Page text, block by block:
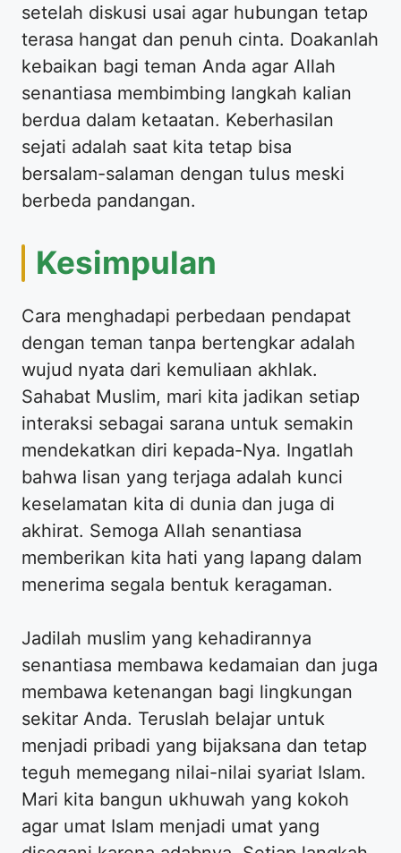
setelah diskusi usai agar hubungan tetap
terasa hangat dan penuh cinta. Doakanlah
kebaikan bagi teman Anda agar Allah
senantiasa membimbing langkah kalian
berdua dalam ketaatan. Keberhasilan
sejati adalah saat kita tetap bisa
bersalam-salaman dengan tulus meski
berbeda pandangan.
Kesimpulan
Cara menghadapi perbedaan pendapat
dengan teman tanpa bertengkar adalah
wujud nyata dari kemuliaan akhlak.
Sahabat Muslim, mari kita jadikan setiap
interaksi sebagai sarana untuk semakin
mendekatkan diri kepada-Nya. Ingatlah
bahwa lisan yang terjaga adalah kunci
keselamatan kita di dunia dan juga di
akhirat. Semoga Allah senantiasa
memberikan kita hati yang lapang dalam
menerima segala bentuk keragaman.
Jadilah muslim yang kehadirannya
senantiasa membawa kedamaian dan juga
membawa ketenangan bagi lingkungan
sekitar Anda. Teruslah belajar untuk
menjadi pribadi yang bijaksana dan tetap
teguh memegang nilai-nilai syariat Islam.
Mari kita bangun ukhuwah yang kokoh
agar umat Islam menjadi umat yang